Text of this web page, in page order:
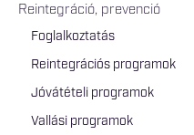
Reintegráció, prevenció
Foglalkoztatás
Reintegrációs programok
Jóvátételi programok
Vallási programok